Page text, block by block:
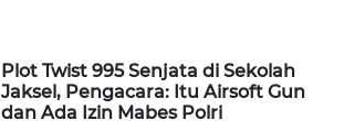
Plot Twist 995 Senjata di Sekolah
Jaksel, Pengacara: Itu Airsoft Gun
dan Ada Izin Mabes Polri